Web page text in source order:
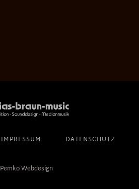
IMPRESSUM DATENSCHUTZ
Pemko Webdesign